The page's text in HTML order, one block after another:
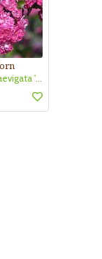
Crataegus laevigata 'Pauls Scarlet'